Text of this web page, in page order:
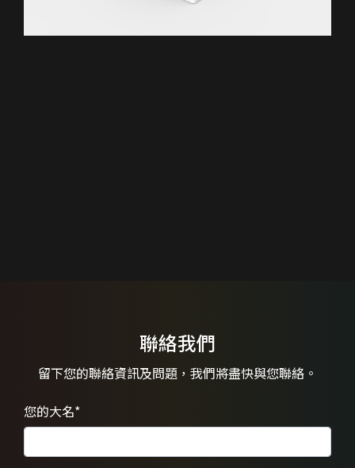
聯絡我們
留下您的聯絡資訊及問題， 我們將盡快與您聯絡。
您的大名*